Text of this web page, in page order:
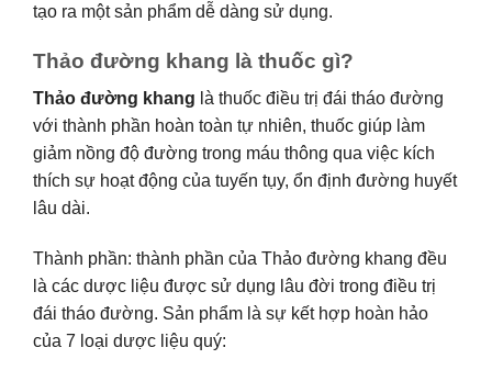
tạo ra một sản phẩm dễ dàng sử dụng.
Thảo đường khang là thuốc gì?
Thảo đường khang là thuốc điều trị đái tháo đường
với thành phần hoàn toàn tự nhiên, thuốc giúp làm
giảm nồng độ đường trong máu thông qua việc kích
thích sự hoạt động của tuyến tụy, ổn định đường huyết
lâu dài.
Thành phần: thành phần của Thảo đường khang đều
là các dược liệu được sử dụng lâu đời trong điều trị
đái tháo đường. Sản phẩm là sự kết hợp hoàn hảo
của 7 loại dược liệu quý: